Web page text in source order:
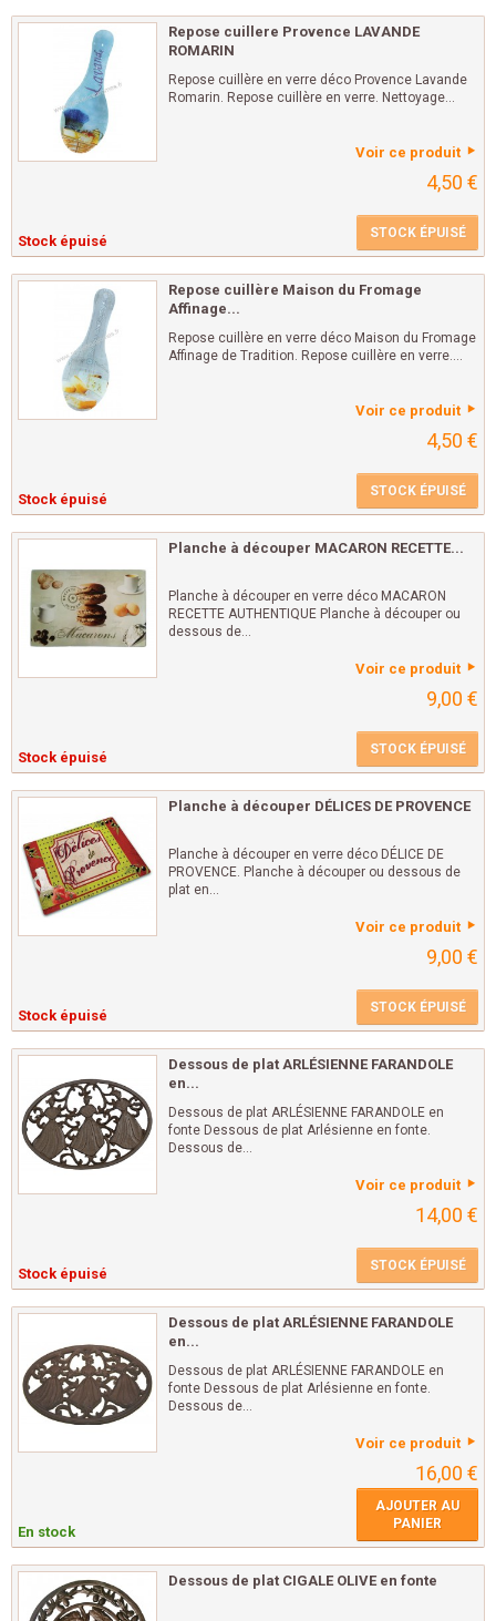
Repose cuillere Provence LAVANDE
ROMARIN
Repose cuillère en verre déco Provence Lavande
Romarin. Repose cuillère en verre. Nettoyage...
Voir ce produit
4,50 €
Stock épuisé STOCK ÉPUISÉ
Repose cuillère Maison du Fromage
Affinage...
Repose cuillère en verre déco Maison du Fromage
Affinage de Tradition. Repose cuillère en verre....
Voir ce produit
4,50 €
Stock épuisé STOCK ÉPUISÉ
Planche à découper MACARON RECETTE...
Planche à découper en verre déco MACARON
RECETTE AUTHENTIQUE Planche à découper ou
dessous de...
Voir ce produit
9,00 €
Stock épuisé STOCK ÉPUISÉ
Planche à découper DÉLICES DE PROVENCE
Planche à découper en verre déco DÉLICE DE
PROVENCE. Planche à découper ou dessous de
plat en...
Voir ce produit
9,00 €
Stock épuisé STOCK ÉPUISÉ
Dessous de plat ARLÉSIENNE FARANDOLE
en...
Dessous de plat ARLÉSIENNE FARANDOLE en
fonte Dessous de plat Arlésienne en fonte.
Dessous de...
Voir ce produit
14,00 €
Stock épuisé STOCK ÉPUISÉ
Dessous de plat ARLÉSIENNE FARANDOLE
en...
Dessous de plat ARLÉSIENNE FARANDOLE en
fonte Dessous de plat Arlésienne en fonte.
Dessous de...
Voir ce produit
16,00 €
En stock
AJOUTER AU
PANIER
Dessous de plat CIGALE OLIVE en fonte